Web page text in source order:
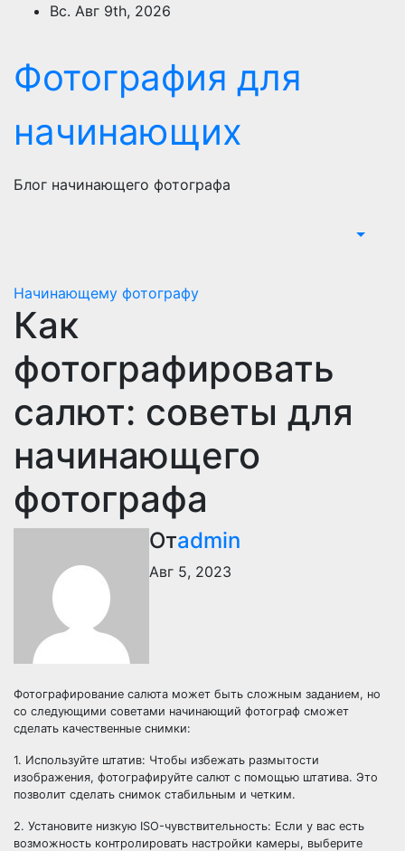
ПерейтиВс. Авг 9th, 2026
Фотография для
начинающих
Блог начинающего фотографа
Начинающему фотографу
Как
фотографировать
салют: советы для
начинающего
фотографа
Отadmin
Авг 5, 2023
Фотографирование салюта может быть сложным заданием, но
со следующими советами начинающий фотограф сможет
сделать качественные снимки:
1. Используйте штатив: Чтобы избежать размытости
изображения, фотографируйте салют с помощью штатива. Это
позволит сделать снимок стабильным и четким.
2. Установите низкую ISO-чувствительность: Если у вас есть
возможность контролировать настройки камеры, выберите